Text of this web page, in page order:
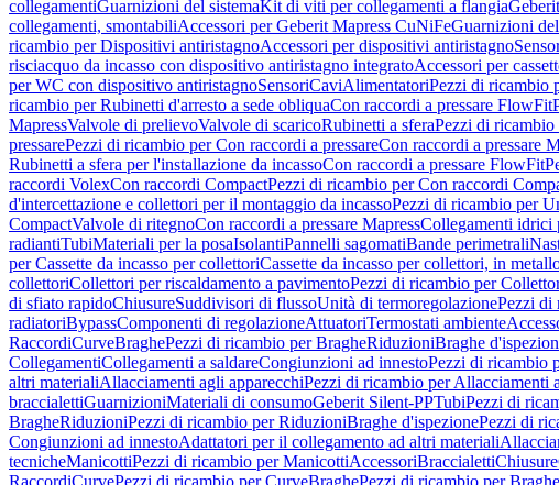
collegamentiGuarnizioni del sistemaKit di viti per collegamenti a flangia
collegamenti, smontabiliAccessori per Geberit Mapress CuNiFeGuarnizioni
ricambio per Dispositivi antiristagnoAccessori per dispositivi antiristagno
risciacquo da incasso con dispositivo antiristagno integratoAccessori per
per WC con dispositivo antiristagnoSensoriCaviAlimentatoriPezzi di ricambio
ricambio per Rubinetti d'arresto a sede obliquaCon raccordi a pressare FlowFit
MapressValvole di prelievoValvole di scaricoRubinetti a sferaPezzi di ricambio
pressarePezzi di ricambio per Con raccordi a pressareCon raccordi a pressare
Rubinetti a sfera per l'installazione da incassoCon raccordi a pressare FlowFit
raccordi VolexCon raccordi CompactPezzi di ricambio per Con raccordi
d'intercettazione e collettori per il montaggio da incassoPezzi di ricambio per
CompactValvole di ritegnoCon raccordi a pressare MapressCollegamenti idrici
radiantiTubiMateriali per la posaIsolantiPannelli sagomatiBande perimetrali
per Cassette da incasso per collettoriCassette da incasso per collettori, in
collettoriCollettori per riscaldamento a pavimentoPezzi di ricambio per
di sfiato rapidoChiusureSuddivisori di flussoUnità di termoregolazionePezzi di
radiatoriBypassComponenti di regolazioneAttuatoriTermostati ambiente
RaccordiCurveBraghePezzi di ricambio per BragheRiduzioniBraghe
CollegamentiCollegamenti a saldareCongiunzioni ad innestoPezzi di ricambio
altri materialiAllacciamenti agli apparecchiPezzi di ricambio per Allacciamenti
braccialettiGuarnizioniMateriali di consumoGeberit Silent-PPTubiPezzi di
BragheRiduzioniPezzi di ricambio per RiduzioniBraghe d'ispezionePezzi di
Congiunzioni ad innestoAdattatori per il collegamento ad altri materiali
tecnicheManicottiPezzi di ricambio per ManicottiAccessoriBraccialettiChiusure
RaccordiCurvePezzi di ricambio per CurveBraghePezzi di ricambio per Braghe